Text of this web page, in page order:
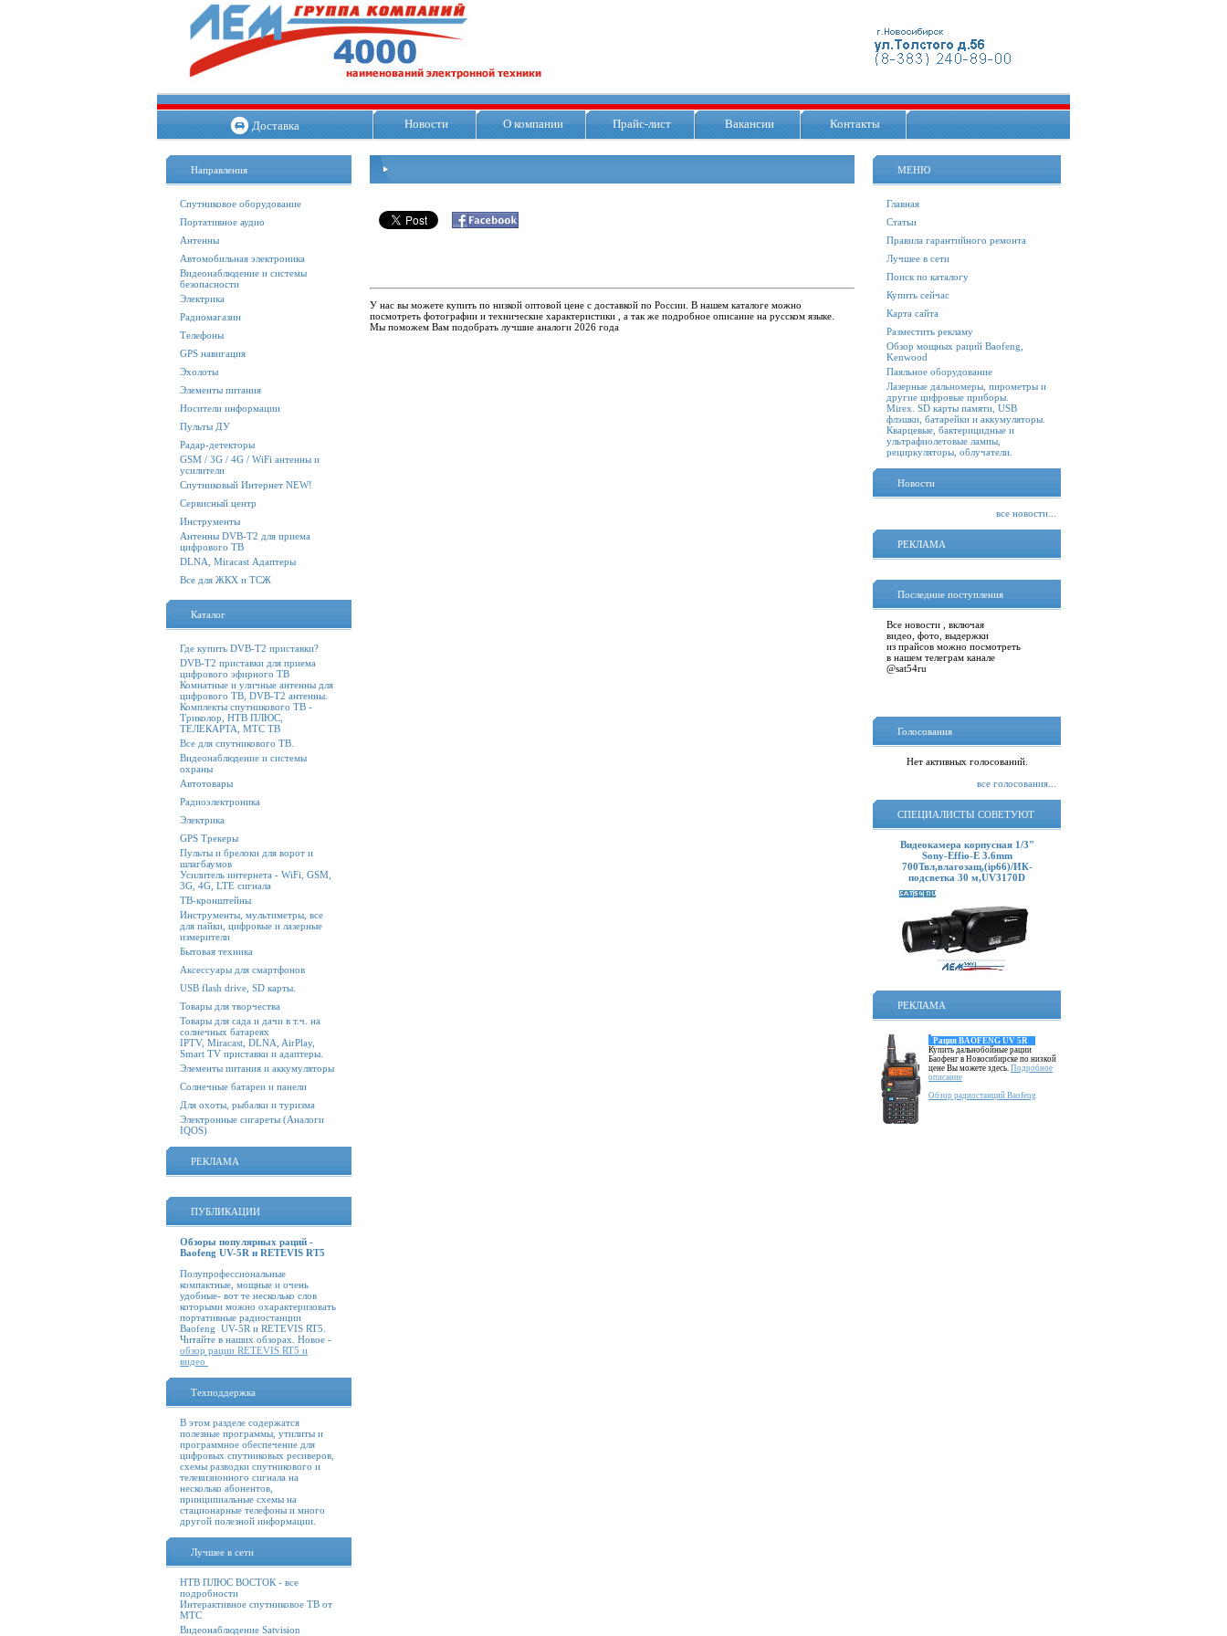
Доставка Новости О компании Прайс-лист Вакансии Контакты
Направления
Спутниковое оборудование
Портативное аудио
Антенны
Автомобильная электроника
Видеонаблюдение и системы
безопасности
Электрика
Радиомагазин
Телефоны
GPS навигация
Эхолоты
Элементы питания
Носители информации
Пульты ДУ
Радар-детекторы
GSM / 3G / 4G / WiFi антенны и
усилители
Спутниковый Интернет NEW!
Сервисный центр
Инструменты
Антенны DVB-T2 для приема
цифрового ТВ
DLNA, Miracast Адаптеры
Все для ЖКХ и ТСЖ
Каталог
Где купить DVB-T2 приставки?
DVB-T2 приставки для приема
цифрового эфирного ТВ
Комнатные и уличные антенны для
цифрового ТВ, DVB-T2 антенны.
Комплекты спутникового ТВ -
Триколор, НТВ ПЛЮС,
ТЕЛЕКАРТА, МТС ТВ
Все для спутникового ТВ.
Видеонаблюдение и системы
охраны
Автотовары
Радиоэлектроника
Электрика
GPS Трекеры
Пульты и брелоки для ворот и
шлагбаумов
Усилитель интернета - WiFi, GSM,
3G, 4G, LTE сигнала
ТВ-кронштейны
Инструменты, мультиметры, все
для пайки, цифровые и лазерные
измерители
Бытовая техника
Аксессуары для смартфонов
USB flash drive, SD карты.
Товары для творчества
Товары для сада и дачи в т.ч. на
солнечных батареях
IPTV, Miracast, DLNA, AirPlay,
Smart TV приставки и адаптеры.
Элементы питания и аккумуляторы
Солнечные батареи и панели
Для охоты, рыбалки и туризма
Электронные сигареты (Аналоги
IQOS)
РЕКЛАМА
ПУБЛИКАЦИИ
Обзоры популярных раций -
Baofeng UV-5R и RETEVIS RT5
Полупрофессиональные
компактные, мощные и очень
удобные- вот те несколько слов
которыми можно охарактеризовать
портативные радиостанции
Baofeng UV-5R и RETEVIS RT5.
Читайте в наших обзорах. Новое -
обзор рации RETEVIS RT5 и
видео
Техподдержка
В этом разделе содержатся
полезные программы, утилиты и
программное обеспечение для
цифровых спутниковых ресиверов,
схемы разводки спутникового и
телевизионного сигнала на
несколько абонентов,
принципиальные схемы на
стационарные телефоны и много
другой полезной информации.
Лучшее в сети
НТВ ПЛЮС ВОСТОК - все
подробности
Интерактивное спутниковое ТВ от
МТС
Видеонаблюдение Satvision
У нас вы можете купить по низкой оптовой цене с доставкой по России. В нашем каталоге можно
посмотреть фотографии и технические характеристики , а так же подробное описание на русском языке.
Мы поможем Вам подобрать лучшие аналоги 2026 года
МЕНЮ
Главная
Статьи
Правила гарантийного ремонта
Лучшее в сети
Поиск по каталогу
Купить сейчас
Карта сайта
Разместить рекламу
Обзор мощных раций Baofeng,
Kenwood
Паяльное оборудование
Лазерные дальномеры, пирометры и
другие цифровые приборы.
Mirex. SD карты памяти, USB
флэшки, батарейки и аккумуляторы.
Кварцевые, бактерицидные и
ультрафиолетовые лампы,
рециркуляторы, облучатели.
Новости
все новости...
РЕКЛАМА
Последние поступления
Все новости , включая
видео, фото, выдержки
из прайсов можно посмотреть
в нашем телеграм канале
@sat54ru
Голосования
Нет активных голосований.
все голосования...
СПЕЦИАЛИСТЫ СОВЕТУЮТ
Видеокамера корпусная 1/3"
Sony-Effio-E 3.6mm
700Твл,влагозащ,(ip66)/ИК-
подсветка 30 м,UV3170D
РЕКЛАМА
Рация BAOFENG UV 5R
Купить дальнобойные рации
Баофенг в Новосибирске по низкой
цене Вы можете здесь. Подробное
описание
Обзор радиостанций Baofeng